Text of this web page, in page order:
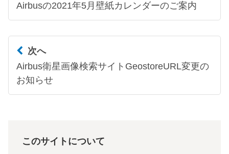
Airbusの2021年5月壁紙カレンダーのご案内
次へ
Airbus衛星画像検索サイトGeostoreURL変更の
お知らせ
このサイトについて